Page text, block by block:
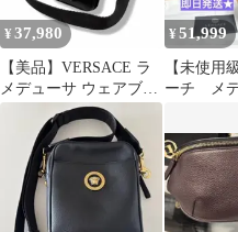
¥ 37,980
【美品】VERSACE ラ
メデューサ ウェアブル
ポーチ ショルダーバ
¥51,999
【未使用
ーチ メ
チ 黒